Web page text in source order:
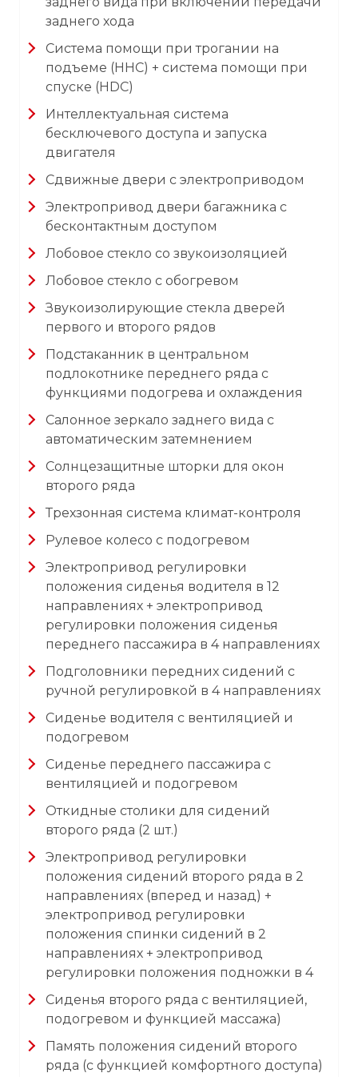
заднего хода
Система помощи при трогании на
подъеме (HHC) + система помощи при
спуске (HDC)
Интеллектуальная система
бесключевого доступа и запуска
двигателя
Сдвижные двери с электроприводом
Электропривод двери багажника с
бесконтактным доступом
Лобовое стекло со звукоизоляцией
Лобовое стекло с обогревом
Звукоизолирующие стекла дверей
первого и второго рядов
Подстаканник в центральном
подлокотнике переднего ряда с
функциями подогрева и охлаждения
Салонное зеркало заднего вида с
автоматическим затемнением
Солнцезащитные шторки для окон
второго ряда
Трехзонная система климат-контроля
Рулевое колесо с подогревом
Электропривод регулировки
положения сиденья водителя в 12
направлениях + электропривод
регулировки положения сиденья
переднего пассажира в 4 направлениях
Подголовники передних сидений с
ручной регулировкой в 4 направлениях
Сиденье водителя с вентиляцией и
подогревом
Сиденье переднего пассажира с
вентиляцией и подогревом
Откидные столики для сидений
второго ряда (2 шт.)
Электропривод регулировки
положения сидений второго ряда в 2
направлениях (вперед и назад) +
электропривод регулировки
положения спинки сидений в 2
направлениях + электропривод
регулировки положения подножки в 4
Сиденья второго ряда с вентиляцией,
подогревом и функцией массажа)
Память положения сидений второго
ряда (с функцией комфортного доступа)